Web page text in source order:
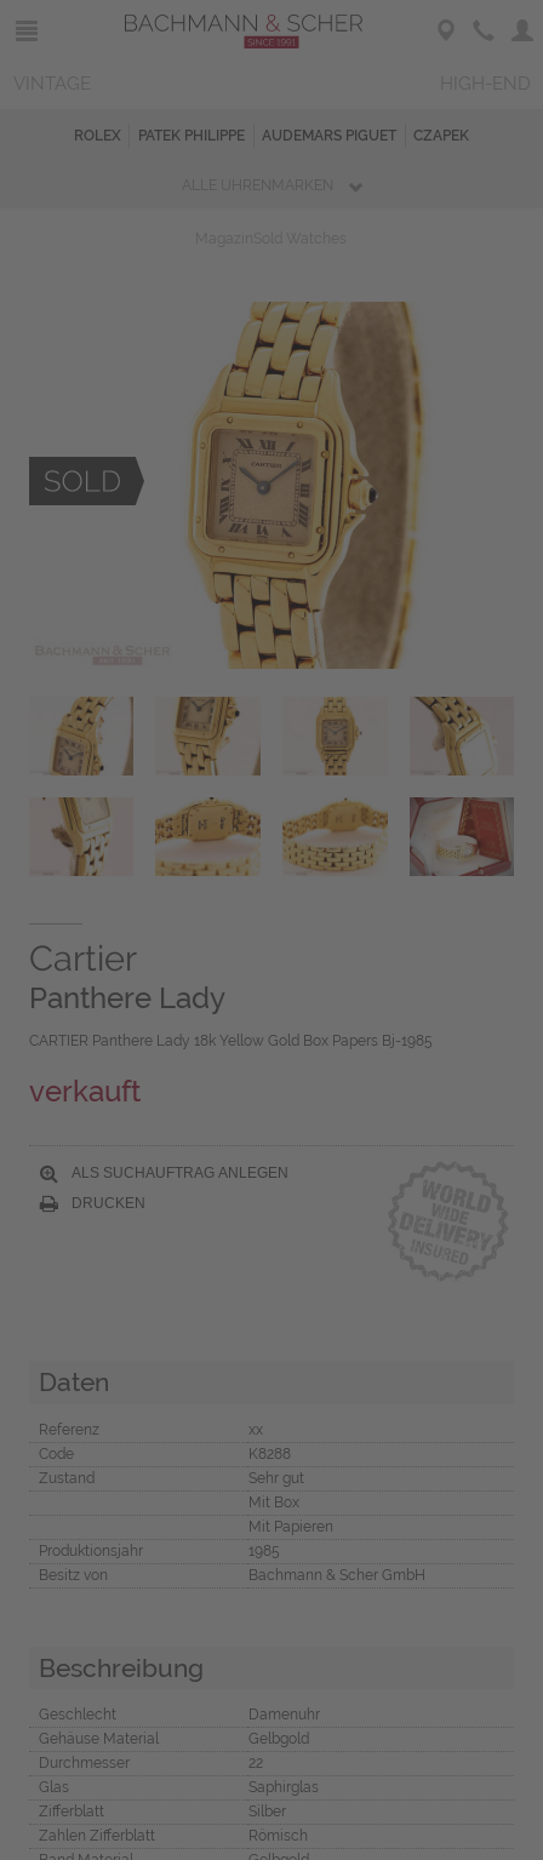
ROLEX PATEK PHILIPPE AUDEMARS PIGUET CZAPEK
Cartier
Panthere Lady
CARTIER Panthere Lady 18k Yellow Gold Box Papers Bj-1985
verkauft
ALS SUCHAUFTRAG ANLEGEN
DRUCKEN
Daten
Referenz
xx
Code
K8288
Zustand
Sehr gut
Mit Box
Mit Papieren
Produktionsjahr
1985
Besitz von
Bachmann & Scher GmbH
Beschreibung
Geschlecht
Damenuhr
Gehäuse Material
Gelbgold
Durchmesser
22
Glas
Saphirglas
Zifferblatt
Silber
Zahlen Zifferblatt
Römisch